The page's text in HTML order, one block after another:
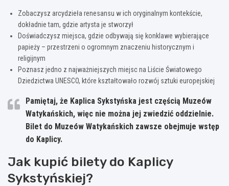
Zobaczysz arcydzieła renesansu w ich oryginalnym kontekście,
dokładnie tam, gdzie artysta je stworzył
Doświadczysz miejsca, gdzie odbywają się konklawe wybierające
papieży – przestrzeni o ogromnym znaczeniu historycznym i
religijnym
Poznasz jedno z najważniejszych miejsc na Liście Światowego
Dziedzictwa UNESCO, które kształtowało rozwój sztuki europejskiej
Pamiętaj, że Kaplica Sykstyńska jest częścią Muzeów
Watykańskich, więc nie można jej zwiedzić oddzielnie.
Bilet do Muzeów Watykańskich zawsze obejmuje wstęp
do Kaplicy.
Jak kupić bilety do Kaplicy
Sykstyńskiej?